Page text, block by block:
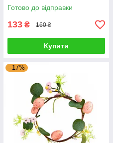
Готово до відправки
133 ₴ 160 ₴
Купити
–17%